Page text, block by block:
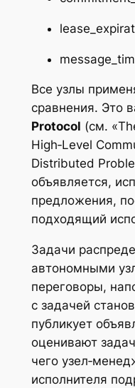
Все узлы
сравнения. Это
Protocol (см.
High‑Level
Distributed
объявляется,
предложения,
подходящий
Задачи
автономными
переговоры,
с задачей
публикует
оценивают
чего
исполнителя